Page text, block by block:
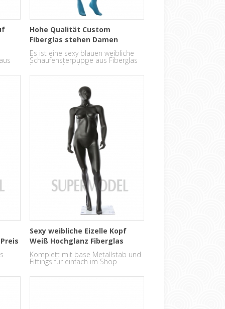
Hohe Qualität Custom
Fiberglas stehen Damen
Schaufensterpuppen
Großhandel
Es ist eine sexy blauen weibliche
Schaufensterpuppe aus Fiberglas
in eine stehende Pose gemacht.
Sexy weibliche Eizelle Kopf
Weiß Hochglanz Fiberglas
Schaufensterpuppe
Komplett mit base Metallstab und
Fittings für einfach im Shop
Montage.